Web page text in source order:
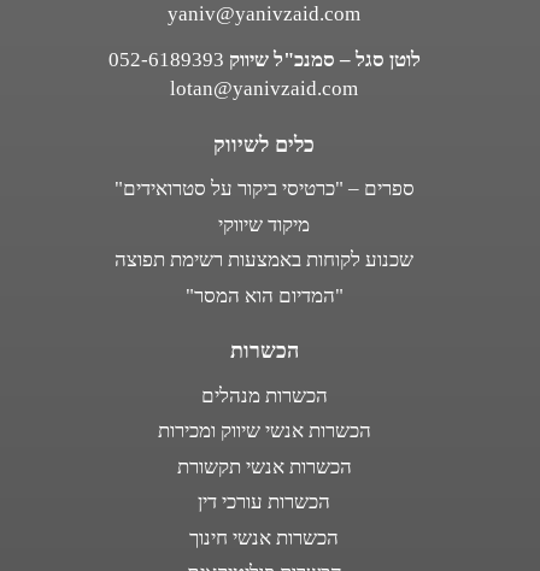
yaniv@yanivzaid.com
לוטן סגל – סמנכ"ל שיווק 052-6189393
lotan@yanivzaid.com
כלים לשיווק
ספרים – "כרטיסי ביקור על סטרואידים"
מיקוד שיווקי
שכנוע לקוחות באמצעות רשימת תפוצה
"המדיום הוא המסר"
הכשרות
הכשרות מנהלים
הכשרות אנשי שיווק ומכירות
הכשרות אנשי תקשורת
הכשרות עורכי דין
הכשרות אנשי חינוך